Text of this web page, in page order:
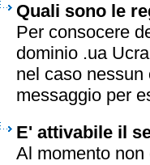
Quali sono le
Per consocere
dominio .ua
nel caso
messaggio per
E' attivabile il
Al momento